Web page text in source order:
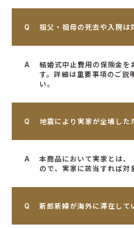
祖父・祖母の死去や入院は
結婚式中止費用の保険金を
す。詳細は重要事項のご説
い。
地震により実家が全壊した
本商品において実家とは、
ので、実家に該当すれば対
新郎新婦が海外に滞在して